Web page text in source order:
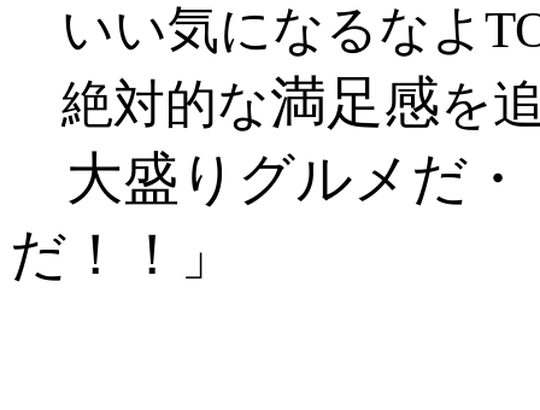
いい気になるなよ
絶対的な満足感を
大盛りグルメだ・
だ！！
」